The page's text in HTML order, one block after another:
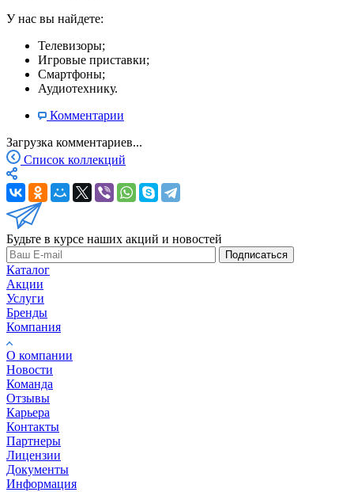
У нас вы найдете:
Телевизоры;
Игровые приставки;
Смартфоны;
Аудиотехнику.
Комментарии
Загрузка комментариев...
Список коллекций
Будьте в курсе наших акций и новостей
Подписаться
Каталог
Акции
Услуги
Бренды
Компания
О компании
Новости
Команда
Отзывы
Карьера
Контакты
Партнеры
Лицензии
Документы
Информация